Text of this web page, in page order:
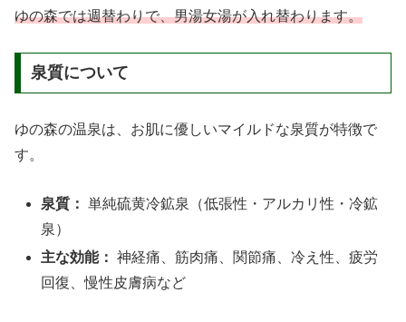
ゆの森では週替わりで、男湯女湯が入れ替わります。
泉質について
ゆの森の温泉は、お肌に優しいマイルドな泉質が特徴で
す。
泉質： 単純硫黄冷鉱泉（低張性・アルカリ性・冷鉱
泉）
主な効能： 神経痛、筋肉痛、関節痛、冷え性、疲労
回復、慢性皮膚病など